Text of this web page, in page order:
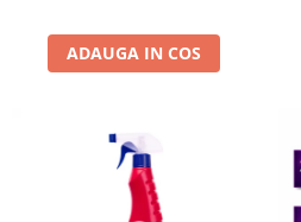
Îngrijire Ten
Curatare Intretinere Incaltaminte
ADAUGA IN COS